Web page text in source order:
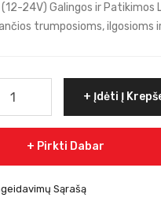
(12-24V) Galingos ir Patikimos
trumposioms, ilgosioms
Įdėti Į
Pirkti Dabar
Sąrašą